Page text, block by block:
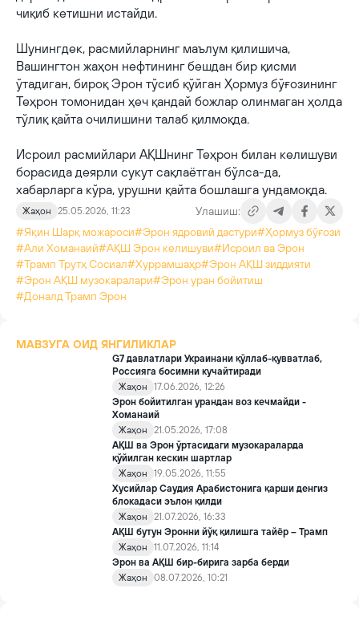
чиқиб кетишни истайди.
Шунингдек, расмийларнинг маълум қилишича,
Вашингтон жаҳон нефтининг бешдан бир қисми
ўтадиган, бироқ Эрон тўсиб қўйган Ҳормуз бўғозининг
Теҳрон томонидан ҳеч қандай божлар олинмаган ҳолда
тўлиқ қайта очилишини талаб қилмоқда.
Исроил расмийлари АҚШнинг Теҳрон билан келишуви
борасида деярли сукут сақлаётган бўлса-да,
хабарларга кўра, урушни қайта бошлашга ундамоқда.
Жаҳон 25.05.2026, 11:23
Улашиш:
#Яқин Шарқ можароси#Эрон ядровий дастури#Ҳормуз бўғози
#Али Хоманаий#АҚШ Эрон келишуви#Исроил ва Эрон
#Трамп Трутҳ Соcиал#Хуррамшаҳр#Эрон АҚШ зиддияти
#Эрон АҚШ музокаралари#Эрон уран бойитиш
#Доналд Трамп Эрон
МАВЗУГА ОИД ЯНГИЛИКЛАР
G7 давлатлари Украинани қўллаб-қувватлаб,
Россияга босимни кучайтиради
Жаҳон
17.06.2026, 12:26
Эрон бойитилган урандан воз кечмайди -
Хоманаий
Жаҳон
21.05.2026, 17:08
АҚШ ва Эрон ўртасидаги музокараларда
қўйилган кескин шартлар
Жаҳон
19.05.2026, 11:55
Хусийлар Саудия Арабистонига қарши денгиз
блокадаси эълон қилди
Жаҳон
21.07.2026, 16:33
АҚШ бутун Эронни йўқ қилишга тайёр – Трамп
Жаҳон
11.07.2026, 11:14
Эрон ва АҚШ бир-бирига зарба берди
Жаҳон
08.07.2026, 10:21